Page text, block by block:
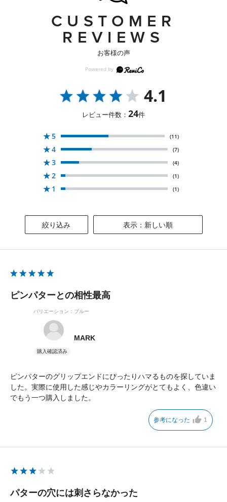
CUSTOMER
REVIEWS
お客様の声
4.1
レビュー件数： 24件
★5 (11)
★4 (7)
★3 (4)
★2 (1)
★ 1 (1)
絞り込み 表示：新しい順
ピンパターとの相性最高
バリエーション：ブルー
MARK
ピンパターのグリップエンドにぴったりハマるものを探していま
した。実際に使用した感じやカラーリングがとてもよく、色違い
でもう一つ購入しました。
参考になった 1
パターの穴には刺さらなかった